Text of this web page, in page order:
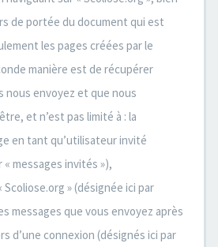
de portée du document qui est
les pages créées par le
manière est de récupérer
nous envoyez et que nous
et n’est pas limité à : la
en tant qu’utilisateur invité
messages invités »),
» (désignée ici par
messages que vous envoyez après
d’une connexion (désignés ici par